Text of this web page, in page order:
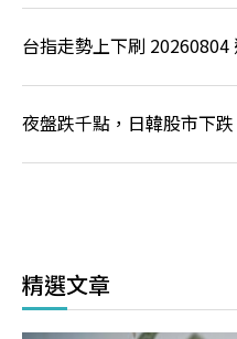
台指走勢上下刷 20260804
夜盤跌千點，日韓股市下
精選文章